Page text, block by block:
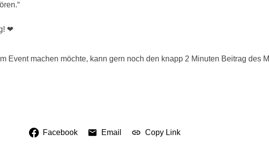
❤
Event machen möchte, kann gern noch den knapp 2 Minuten Beitrag des
Facebook Email Copy Link